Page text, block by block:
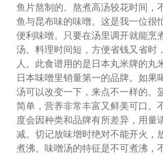
鱼片熬制的。熬煮高汤较花时间，
鱼与昆布味的味噌。这是我一位很
便利味噌。只要在汤里调开就能烹
汤。料理时间短，方便省钱又省时
人。此食谱用的是日本丸米牌的丸
日本味噌里销量第一的品牌。如果
汤可以改变一下，来点不一样的。
简单，营养非常丰富又鲜美可口。
度会因种类和品牌有所差异，用量
减。切记放味增时绝对不能开火，
煮沸。味噌汤的特征是不可煮沸，